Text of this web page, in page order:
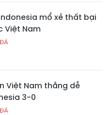
mổ xẻ thất bại
Việt Nam
Việt Nam thắng dễ
3-0